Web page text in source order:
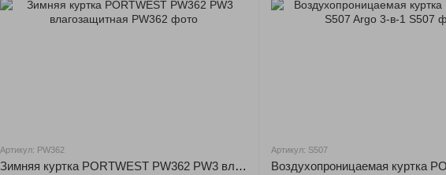
Артикул: PW362
Зимняя куртка PORTWEST PW362 PW3 влагозащитная
Артикул: S507